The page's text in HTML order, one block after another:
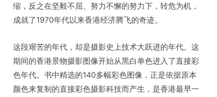
缩，反之在坚毅不屈、努力不懈的努力下，转危为机，
成就了1970年代以来香港经济腾飞的奇迹。
这段艰苦的年代，却是摄影史上技术大跃进的年代。这
期间的香港景物摄影图像开始从黑白单色进入了直接彩
色年代。书中精选的140多幅彩色图像，正是依据原本
颜色来复制的直接彩色摄影科技而产生，是香港最早一